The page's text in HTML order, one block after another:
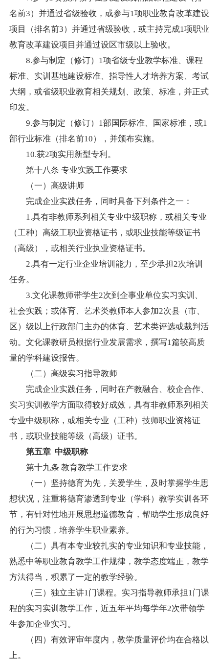
名前3）并通过省级验收，或参与1项职业教育改革建设
项目（排名前3）并通过省级验收，或主持完成1项职业
教育改革建设项目并通过设区市级以上验收。
8.参与制定（修订） 1项省级专业教学标准、课程
标准、实训基地建设标准、指导性人才培养方案、考试
大纲，或省级职业教育相关规划、政策、标准，并正式
印发。
9.参与制定（修订） 1部国际标准、国家标准，或1
部行业标准（排名前10），并颁布实施。
10.获2项实用新型专利。
第十八条 专业实践工作要求
（一）高级讲师
完成企业实践任务，同时具备下列条件之一：
1.具有非教师系列相关专业中级职称，或相关专业
（工种）高级工职业资格证书，或职业技能等级证书
（高级），或相关行业执业资格证书。
2.具有一定行业企业培训能力，至少承担2次培训
任务。
3.文化课教师带学生2次到企事业单位实习实训、
社会实践；或体育、艺术类教师本人参加2次县（市、
区）级以上行政部门主办的体育、艺术类评选或裁判活
动。文化课教研员根据行业发展需求，撰写1篇较高质
量的学科建设报告。
（二）高级实习指导教师
完成企业实践任务，同时在产教融合、校企合作、
实习实训教学方面取得较好成效，具有非教师系列相关
专业中级职称，或相关专业（工种）技师职业资格证
书，或职业技能等级（高级）证书。
第五章 中级职称
第十九条 教育教学工作要求
（一）坚持德育为先，关爱学生，及时掌握学生思
想状况，注重将德育渗透到专业（学科）教学实训各环
节，有针对性地开展思想道德教育，帮助学生形成良好
的行为习惯，培养学生职业素养。
（二）具有本专业较扎实的专业知识和专业技能，
熟悉中等职业教育教学工作规律，教学态度端正，教学
方法得当，积累了一定的教学经验。
（三）独立主讲1门课程。实习指导教师承担1门课
程的实习实训教学工作，近五年平均每学年2次带领学
生参加企业实习。
（四）有效评审年度内，教学质量评价均在合格以
上。